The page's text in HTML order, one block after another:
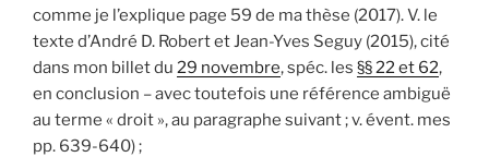
comme je l’explique page 59 de ma thèse (2017). V. le
texte d’André D. Robert et Jean-Yves Seguy (2015), cité
dans mon billet du 29 novembre, spéc. les §§ 22 et 62,
en conclusion – avec toutefois une référence ambiguë
au terme « droit », au paragraphe suivant ; v. évent. mes
pp. 639-640) ;